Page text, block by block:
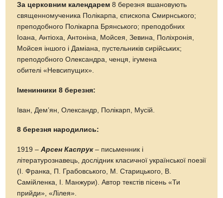
За церковним календарем 8 березня вшановують
священномученика Полікарпа, єпископа Смирнського;
преподобного Полікарпа Брянського; преподобних
Іоана, Антіоха, Антоніна, Мойсея, Зевина, Поліхронія,
Мойсея іншого і Даміана, пустельників сирійських;
преподобного Олександра, ченця, ігумена
обителі «Невсипущих».
Іменинники 8 березня:
Іван, Дем’ян, Олександр, Полікарп, Мусій.
8 березня народились:
1919 –Арсен Каспрук– письменник і
літературознавець, дослідник класичної української поезії
(І. Франка, П. Грабовського, М. Старицького, В.
Самійленка, І. Манжури). Автор текстів пісень «Ти
прийди», «Лілея».